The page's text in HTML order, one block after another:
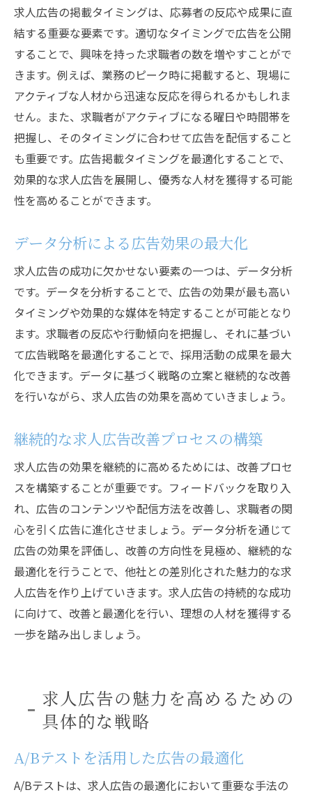
求人広告の掲載タイミングは、応募者の反応や成果に直
結する重要な要素です。適切なタイミングで広告を公開
することで、興味を持った求職者の数を増やすことがで
きます。例えば、業務のピーク時に掲載すると、現場に
アクティブな人材から迅速な反応を得られるかもしれま
せん。また、求職者がアクティブになる曜日や時間帯を
把握し、そのタイミングに合わせて広告を配信すること
も重要です。広告掲載タイミングを最適化することで、
効果的な求人広告を展開し、優秀な人材を獲得する可能
性を高めることができます。
データ分析による広告効果の最大化
求人広告の成功に欠かせない要素の一つは、データ分析
です。データを分析することで、広告の効果が最も高い
タイミングや効果的な媒体を特定することが可能となり
ます。求職者の反応や行動傾向を把握し、それに基づい
て広告戦略を最適化することで、採用活動の成果を最大
化できます。データに基づく戦略の立案と継続的な改善
を行いながら、求人広告の効果を高めていきましょう。
継続的な求人広告改善プロセスの構築
求人広告の効果を継続的に高めるためには、改善プロセ
スを構築することが重要です。フィードバックを取り入
れ、広告のコンテンツや配信方法を改善し、求職者の関
心を引く広告に進化させましょう。データ分析を通じて
広告の効果を評価し、改善の方向性を見極め、継続的な
最適化を行うことで、他社との差別化された魅力的な求
人広告を作り上げていきます。求人広告の持続的な成功
に向けて、改善と最適化を行い、理想の人材を獲得する
一歩を踏み出しましょう。
求人広告の魅力を高めるための
具体的な戦略
A/Bテストを活用した広告の最適化
A/Bテストは、求人広告の最適化において重要な手法の